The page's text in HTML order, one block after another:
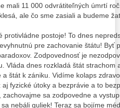
mali 11 000 odvrátiteľných úmrtí
ale čo sme zasiali a budeme
protivládne postoje! To dnes
pre zachovanie štátu! Byť
Zodpovednosť je
Vláda dnes rozkladá štát strachom
štát k zániku. Vidíme kolaps
fyzické útoky a bezprávie a to
sa zodpovedne a
nebáli guliek! Teraz sa bojíme